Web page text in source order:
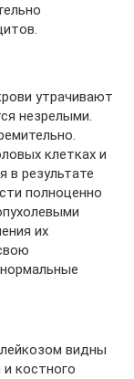
утрачивают
незрелыми.
клетках и
в результате
полноценно
их
видны
костного